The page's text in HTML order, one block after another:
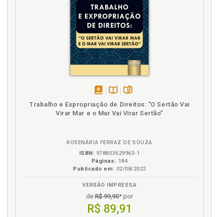
Direito do Trabalho. Assistência judiciária gratuita e
benefício da justiça gratuita no Direito do Trabalho,
Direito intertemporal e a Lei 13.467 de 11.11.2017, p.
Honorários advocatícios sucumbenciais, p. 17
Honorários advocatícios sucumbenciais de forma
atípica, mitigada ou creditícia e acesso à justiça, p.
histórico e conceito, p. 17
Honorários advocatícios sucumbenciais. Natureza
jurídica, isonomia e acesso à justiça, p. 24
declaratórias, mandamentais, executivas e os
honorários advocatícios, p. 65
Honorários advocatícios. Arbitramento, p. 89
disponível
em
Disponível
na
páginas
Trabalho e Expropriação de Direitos: “O Sertão Vai
Virar Mar e o Mar Vai Virar Sertão”
ROSENÁRIA FERRAZ DE SOUZA
ISBN: 978853629963-1
Páginas: 184
Publicado em: 02/08/2022
VERSÃO IMPRESSA
de R$ 99,90* por
R$ 89,91